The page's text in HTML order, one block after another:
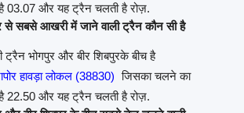
03.07 और यह ट्रैन चलती है रोज़.
से सबसे आखरी में जाने वाली ट्रैन कौन सी है
भोगपुर और बीर शिबपुरके बीच है
हावड़ा लोकल (38830) जिसका चलने का
22.50 और यह ट्रैन चलती है रोज़.